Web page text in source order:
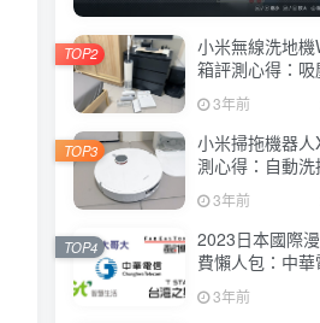
小米無線洗地
箱評測心得：吸
合1、90度可調
力35分鐘、售
3年前
TOP2
小米掃拖機器
測心得：自動
塵、旋轉式拖
續使用2小時、
3年前
TOP3
2023日本國際
費懶人包：中
電信、台灣大
星、亞太電信
3年前
TOP4